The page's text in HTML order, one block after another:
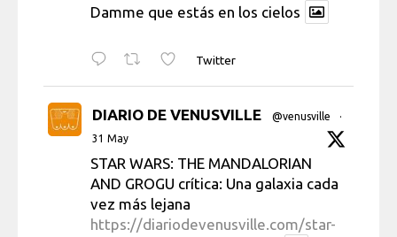
Damme que estás en los cielos
Twitter
DIARIO DE VENUSVILLE @venusville
·
31 May
STAR WARS: THE MANDALORIAN
AND GROGU crítica: Una galaxia cada
vez más lejana
https://diariodevenusville.com/star-